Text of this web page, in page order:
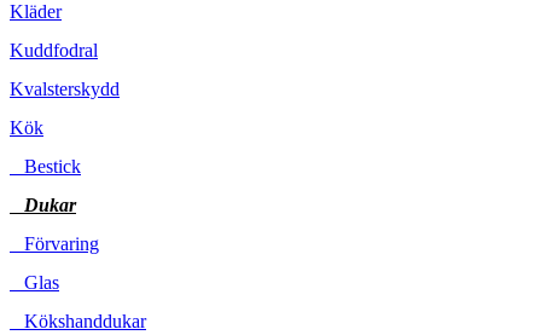
Kläder
Kuddfodral
Kvalsterskydd
Kök
Bestick
Dukar
Förvaring
Glas
Kökshanddukar